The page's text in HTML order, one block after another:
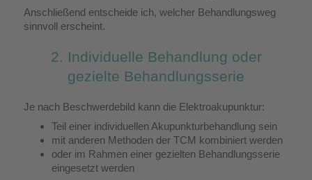
Anschließend entscheide ich, welcher Behandlungsweg
sinnvoll erscheint.
2. Individuelle Behandlung oder
gezielte Behandlungsserie
Je nach Beschwerdebild kann die Elektroakupunktur:
Teil einer individuellen Akupunkturbehandlung sein
mit anderen Methoden der TCM kombiniert werden
oder im Rahmen einer gezielten Behandlungsserie
eingesetzt werden